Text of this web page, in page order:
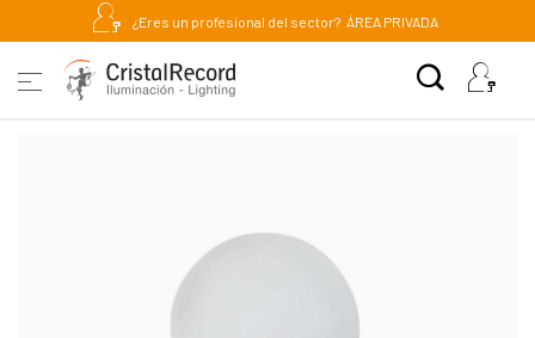
¿Eres un profesional del sector? ÁREA PRIVADA